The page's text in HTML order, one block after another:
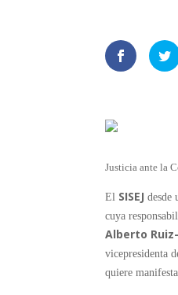
Justicia ante la
El SISEJ desde
cuya
Alberto
vicepresidenta
quiere